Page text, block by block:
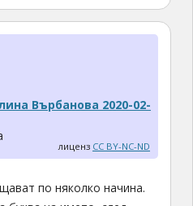
Върбанова 2020-02-
лиценз CC BY-NC-ND
по няколко начина.